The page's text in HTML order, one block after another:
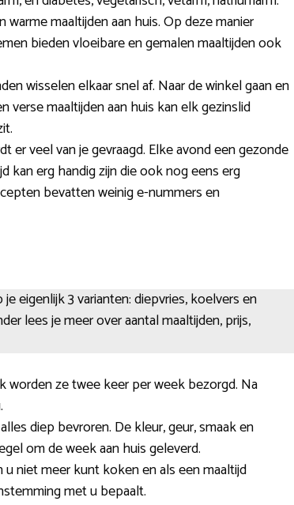
maaltijden aan huis. Op deze manier
bieden vloeibare en gemalen maaltijden ook
wisselen elkaar snel af. Naar de winkel gaan en
maaltijden aan huis kan elk gezinslid
veel van je gevraagd. Elke avond een gezonde
kan erg handig zijn die ook nog eens erg
bevatten weinig e-nummers en
eigenlijk 3 varianten: diepvries, koelvers en
lees je meer over aantal maaltijden, prijs,
ze twee keer per week bezorgd. Na
diep bevroren. De kleur, geur, smaak en
om de week aan huis geleverd.
niet meer kunt koken en als een maaltijd
met u bepaalt.